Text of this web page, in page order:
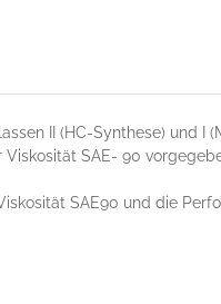
II (HC-Synthese) und I
SAE- 90
SAE90 und die